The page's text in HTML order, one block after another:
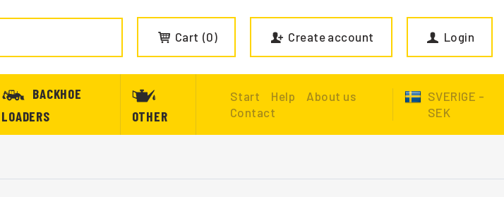
Cart 0 Create account Login
BACKHOE
LOADERS
OTHER
Start Help
About us
Contact
SVERIGE -
SEK